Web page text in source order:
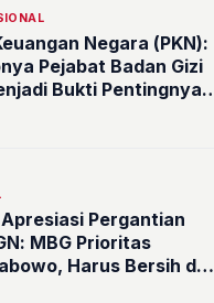
Negara (PKN):
Pejabat Badan Gizi
Bukti Pentingnya
Masyarakat dan
Apresiasi Pergantian
MBG Prioritas
Harus Bersih dari